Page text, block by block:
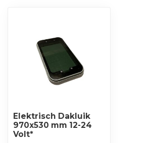
Elektrisch Dakluik
970x530 mm 12-24
Volt*